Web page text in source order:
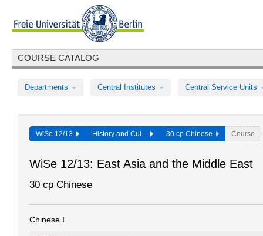
COURSE CATALOG
Departments Central Institutes Central Service Units
WiSe 12/13 History and Cul... 30 cp Chinese Course
WiSe 12/13: East Asia and the Middle East
30 cp Chinese
Chinese I